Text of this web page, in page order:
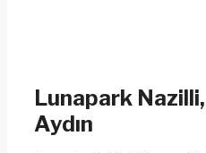
Lunapark Nazilli,
Aydın